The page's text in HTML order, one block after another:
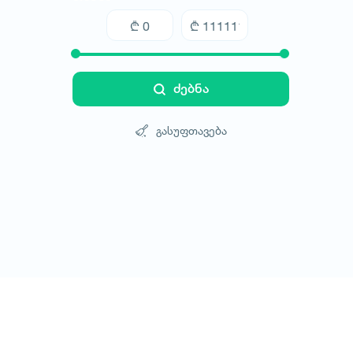
ძებნა
გასუფთავება